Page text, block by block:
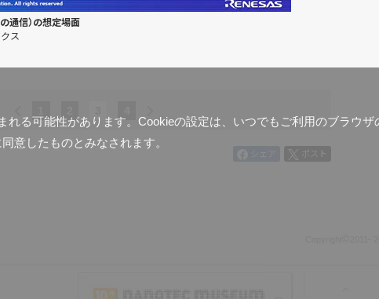
る可能性があります。Cookieの設定は、いつでもご利用のブラウザ
同意したものとみなされます。
通信）の想定場面
ス
ポスト